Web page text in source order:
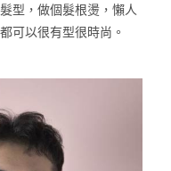
型，做個髮根燙，懶人
可以很有型很時尚。